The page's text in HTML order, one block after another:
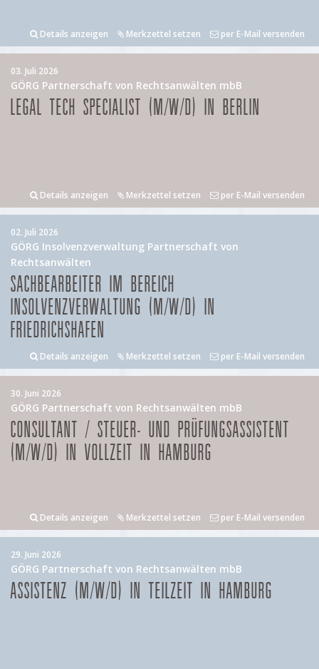
Details anzeigen Merkzettel setzen per E-Mail versenden
03. Juli 2026
GÖRG Partnerschaft von Rechtsanwälten mbB
LEGAL TECH SPECIALIST (M/W/D) IN BERLIN
Details anzeigen Merkzettel setzen per E-Mail versenden
02. Juli 2026
GÖRG Insolvenzverwaltung Partnerschaft von
Rechtsanwälten
SACHBEARBEITER IM BEREICH
INSOLVENZVERWALTUNG (M/W/D) IN
FRIEDRICHSHAFEN
Details anzeigen Merkzettel setzen per E-Mail versenden
30. Juni 2026
GÖRG Partnerschaft von Rechtsanwälten mbB
CONSULTANT / STEUER- UND PRÜFUNGSASSISTENT
(M/W/D) IN VOLLZEIT IN HAMBURG
Details anzeigen Merkzettel setzen per E-Mail versenden
29. Juni 2026
GÖRG Partnerschaft von Rechtsanwälten mbB
ASSISTENZ (M/W/D) IN TEILZEIT IN HAMBURG